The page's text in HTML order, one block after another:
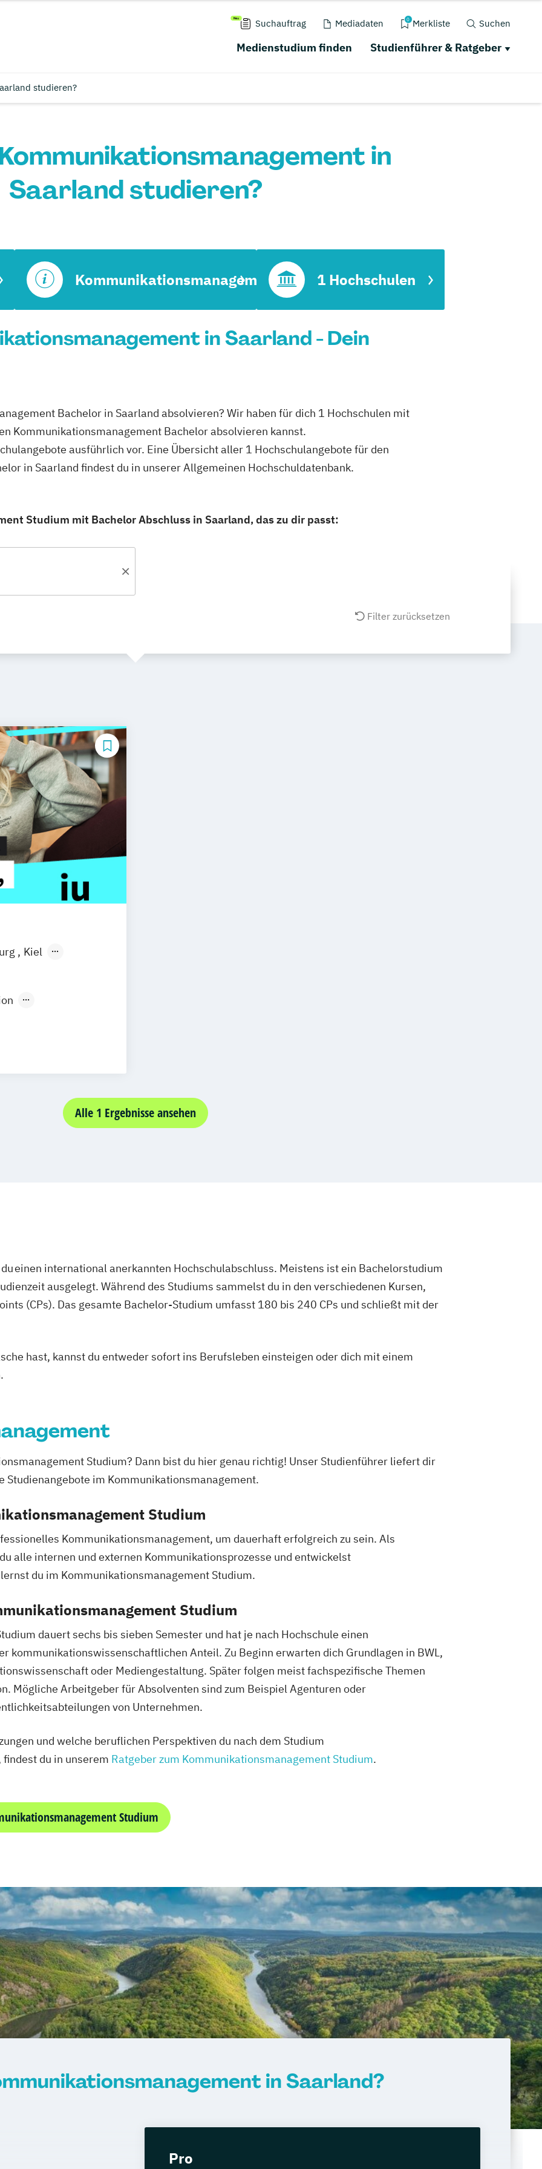
Suchauftrag Mediadaten 0 Merkliste Suchen
Medienstudium finden Studienführer & Ratgeber
studieren?
in
Saarland studieren?
Kommunikationsmanagement 1 Hochschulen
in Saarland - Dein
Bachelor in Saarland absolvieren? Wir haben für dich 1 Hochschulen mit
Kommunikationsmanagement Bachelor absolvieren kannst.
ausführlich vor. Eine Übersicht aller 1 Hochschulangebote für den
in Saarland findest du in unserer Allgemeinen Hochschuldatenbank.
Studium mit Bachelor Abschluss in Saarland, das zu dir passt:
Filter zurücksetzen
Kiel
Neu-Ulm
Alle 1 Ergebnisse ansehen
einen international anerkannten Hochschulabschluss. Meistens ist ein Bachelorstudium
ausgelegt. Während des Studiums sammelst du in den verschiedenen Kursen,
(CPs). Das gesamte Bachelor-Studium umfasst 180 bis 240 CPs und schließt mit der
hast, kannst du entweder sofort ins Berufsleben einsteigen oder dich mit einem
Studium? Dann bist du hier genau richtig! Unser Studienführer liefert dir
Studienangebote im Kommunikationsmanagement.
Studium
Kommunikationsmanagement, um dauerhaft erfolgreich zu sein. Als
alle internen und externen Kommunikationsprozesse und entwickelst
du im Kommunikationsmanagement Studium.
Studium
dauert sechs bis sieben Semester und hat je nach Hochschule einen
kommunikationswissenschaftlichen Anteil. Zu Beginn erwarten dich Grundlagen in BWL,
oder Mediengestaltung. Später folgen meist fachspezifische Themen
Mögliche Arbeitgeber für Absolventen sind zum Beispiel Agenturen oder
von Unternehmen.
und welche beruflichen Perspektiven du nach dem Studium
du in unserem Ratgeber zum Kommunikationsmanagement Studium.
Studium
in Saarland?
Pro